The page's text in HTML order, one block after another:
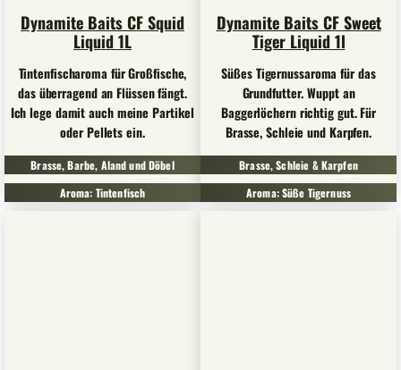
Dynamite Baits CF Squid
Liquid 1L
Tintenfischaroma für Großfische,
das überragend an Flüssen fängt.
Ich lege damit auch meine Partikel
oder Pellets ein.
Brasse, Barbe, Aland und Döbel
Aroma: Tintenfisch
Dynamite Baits CF Sweet
Tiger Liquid 1l
Süßes Tigernussaroma für das
Grundfutter. Wuppt an
Baggerlöchern richtig gut. Für
Brasse, Schleie und Karpfen.
Brasse, Schleie & Karpfen
Aroma: Süße Tigernuss